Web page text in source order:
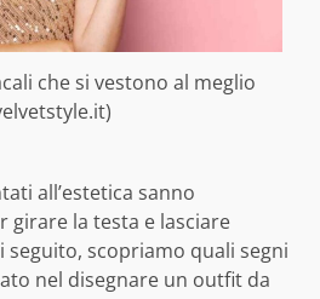
che si vestono al meglio
all’estetica sanno
girare la testa e lasciare
seguito, scopriamo quali segni
nel disegnare un outfit da